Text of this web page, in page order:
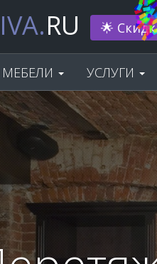
RU Нам 33
МЕБЕЛИ УСЛУГИ